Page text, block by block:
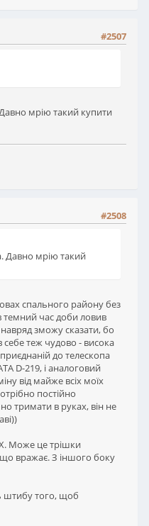
#2507
мрію такий купити
#2508
Давно мрію такий
спального району без
темний час доби ловив
зможу сказати, бо
теж чудово - висока
до телескопа
D-219, і аналоговий
від майже всіх моїх
постійно
тримати в руках, він не
Може це трішки
що вражає. З іншого боку
штибу того, щоб